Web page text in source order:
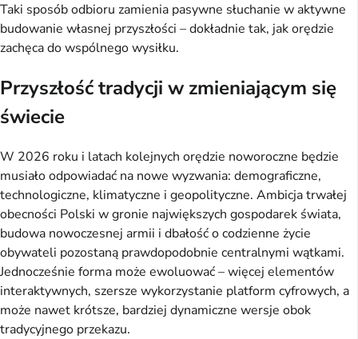
Taki sposób odbioru zamienia pasywne słuchanie w aktywne
budowanie własnej przyszłości – dokładnie tak, jak orędzie
zachęca do wspólnego wysiłku.
Przyszłość tradycji w zmieniającym się
świecie
W 2026 roku i latach kolejnych orędzie noworoczne będzie
musiało odpowiadać na nowe wyzwania: demograficzne,
technologiczne, klimatyczne i geopolityczne. Ambicja trwałej
obecności Polski w gronie największych gospodarek świata,
budowa nowoczesnej armii i dbałość o codzienne życie
obywateli pozostaną prawdopodobnie centralnymi wątkami.
Jednocześnie forma może ewoluować – więcej elementów
interaktywnych, szersze wykorzystanie platform cyfrowych, a
może nawet krótsze, bardziej dynamiczne wersje obok
tradycyjnego przekazu.